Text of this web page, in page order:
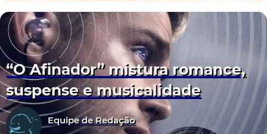
“O Afinador” mistura romance,
suspense e musicalidade
Equipe de Redação